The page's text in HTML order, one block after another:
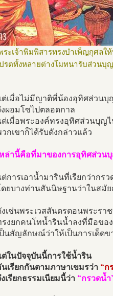
ระเจ้าพิมพิสารทรงบำเพ็ญกุศลใ
ปรตทั้งหลายต่างโมทนารับส่วนบุ
ต่เมื่อไม่มีญาติพี่น้องอุทิศส่วนบุ
ผอมโซไปตลอดกาล
ต่เมื่อพระองค์ทรงอุทิศส่วนบุญไ
กเขาก็ได้รับดังกล่าวแล้ว
หล่านี้คือที่มาของการอุทิศส่วน
ต่การเอาน้ำมารินที่เรียกว่ากร
ดยบางท่านสันนิษฐานว่าในสมั
งเช่นพระเวสสันดรตอนพระร
รงยกคนโทน้ำรินน้ำลงที่มือขอ
ป็นสัญลักษณ์ว่าให้เป็นการเด็ดข
ต่ในปัจจุบันนี้การใช้น้ำริน
นเรียกกันตามภาษาเขมรว่า “ก
เรียกธรรมเนียมนี้ว่า “กรวดน้ำ